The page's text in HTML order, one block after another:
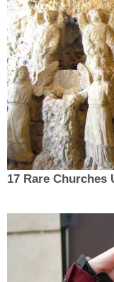
17 Rare